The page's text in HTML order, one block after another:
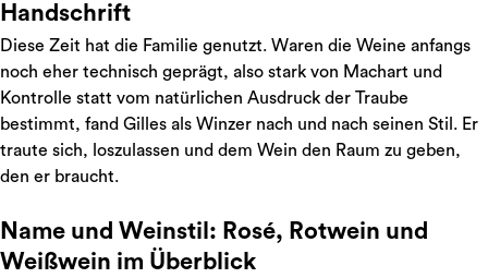
Handschrift
Diese Zeit hat die Familie genutzt. Waren die Weine anfangs
noch eher technisch geprägt, also stark von Machart und
Kontrolle statt vom natürlichen Ausdruck der Traube
bestimmt, fand Gilles als Winzer nach und nach seinen Stil. Er
traute sich, loszulassen und dem Wein den Raum zu geben,
den er braucht.
Name und Weinstil: Rosé, Rotwein und
Weißwein im Überblick